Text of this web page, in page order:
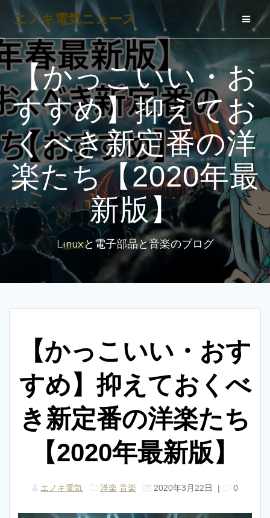
ン
テ
ン
ツ
へ
ス
キ
ッ
プ
エノキ電気ニュース
【かっこいい・お
すすめ】抑えてお
くべき新定番の洋
楽たち【2020年最
新版】
Linuxと電子部品と音楽のブログ
【かっこいい・おす
すめ】抑えておくべ
き新定番の洋楽たち
【2020年最新版】
エノキ電気 洋楽 音楽 2020年3月22日 | 0